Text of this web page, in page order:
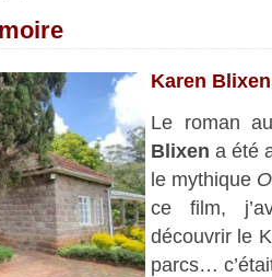
Karen Blixen
Le roman
Blixen a été
le mythique
ce film,
découvrir le
parcs…